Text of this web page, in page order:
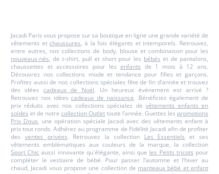
Jacadi Paris vous propose sur sa boutique en ligne une grande variété de
vêtements etchaussures, à la fois élégants et intemporels. Retrouvez,
entre autres, nos collections de body, blouse et combinaison pour les
nouveaux-nés, de t-shirt, pull et short pour les bébés et de pantalons,
chaussettes et accessoires pour lesenfants de 1 mois à 12 ans.
Découvrez nos collections mode et tendance pour filles et garçons.
Profitez aussi de nos collections spéciales fête de fin d’année et trouvez
des idées cadeaux de Noël. Un heureux événement est arrivé ?
Retrouvez nos idéescadeaux de naissance. Bénéficiez également de
prix réduits avec nos collections spéciales devêtements enfants en
soldes et de notre collection Outlettoute l’année. Guettez les promotions
Prix Doux, une opération spéciale Jacadi avec des vêtements enfant à
prix tout ronds. Adhérez au programme de Fidélité Jacadi afin de profiter
des ventes privées. Retrouvez la collection Les Essentiels et ses
vêtements emblématiques aux couleurs de la marque, la collection
Sport Chic aussi innovante qu'élégante, ainsi que les Petits tricots pour
compléter le vestiaire de bébé. Pour passer l’automne et l’hiver au
chaud, Jacadi vous propose une collection de manteaux bébé et enfant